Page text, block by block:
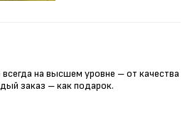
на высшем уровне – от качества
заказ – как подарок.